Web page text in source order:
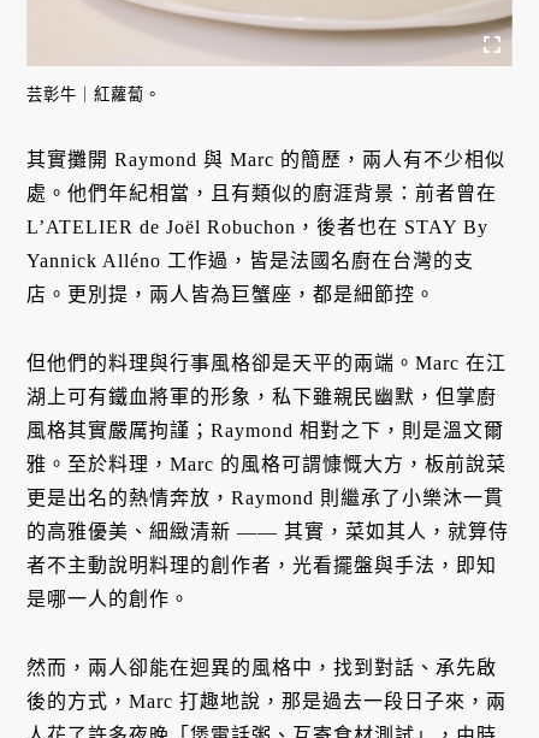
芸彰牛｜紅蘿蔔。
其實攤開 Raymond 與 Marc 的簡歷，兩人有不少相似
處。他們年紀相當，且有類似的廚涯背景：前者曾在
L’ATELIER de Joël Robuchon，後者也在 STAY By
Yannick Alléno 工作過，皆是法國名廚在台灣的支
店。更別提，兩人皆為巨蟹座，都是細節控。
但他們的料理與行事風格卻是天平的兩端。Marc 在江
湖上可有鐵血將軍的形象，私下雖親民幽默，但掌廚
風格其實嚴厲拘謹；Raymond 相對之下，則是溫文爾
雅。至於料理，Marc 的風格可謂慷慨大方，板前說菜
更是出名的熱情奔放，Raymond 則繼承了小樂沐一貫
的高雅優美、細緻清新 —— 其實，菜如其人，就算侍
者不主動說明料理的創作者，光看擺盤與手法，即知
是哪一人的創作。
然而，兩人卻能在迴異的風格中，找到對話、承先啟
後的方式，Marc 打趣地說，那是過去一段日子來，兩